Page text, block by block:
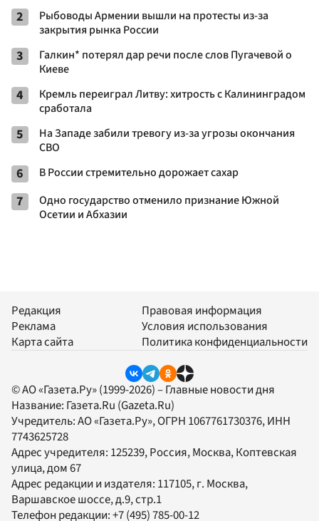
2
Рыбоводы Армении вышли на протесты из-за
закрытия рынка России
3
Галкин* потерял дар речи после слов Пугачевой о
Киеве
4
Кремль переиграл Литву: хитрость с Калининградом
сработала
5
На Западе забили тревогу из-за угрозы окончания
СВО
6 В России стремительно дорожает сахар
7
Одно государство отменило признание Южной
Осетии и Абхазии
Редакция
Реклама
Карта сайта
Правовая информация
Условия использования
Политика конфиденциальности
© АО «Газета.Ру» (1999-2026) – Главные новости дня
Название: Газета.Ru (Gazeta.Ru)
Учредитель:АО «Газета.Ру», ОГРН 1067761730376, ИНН
7743625728
Адрес учредителя: 125239, Россия, Москва, Коптевская
улица, дом 67
Адрес редакции и издателя: 117105, г. Москва,
Варшавское шоссе, д.9, стр.1
Телефон редакции:+7 (495) 785-00-12